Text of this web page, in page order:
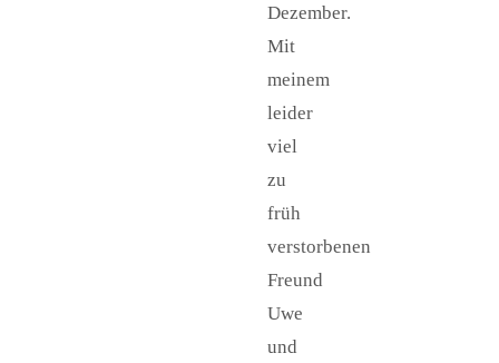
Dezember.
Mit
meinem
leider
viel
zu
früh
verstorbenen
Freund
Uwe
und